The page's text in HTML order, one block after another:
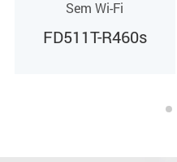
Sem Wi-Fi
FD511TH-R460s